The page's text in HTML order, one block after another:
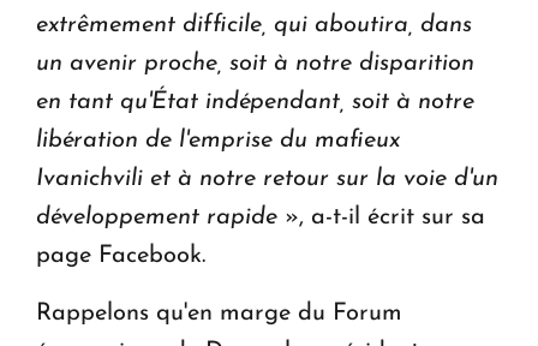
extrêmement difficile, qui aboutira, dans
un avenir proche, soit à notre disparition
en tant qu'État indépendant, soit à notre
libération de l'emprise du mafieux
Ivanichvili et à notre retour sur la voie d'un
développement rapide », a-t-il écrit sur sa
page Facebook.
Rappelons qu'en marge du Forum